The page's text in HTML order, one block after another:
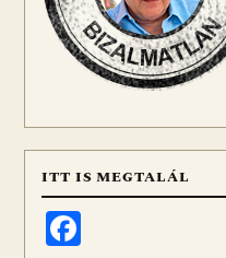
ITT IS MEGTALÁL